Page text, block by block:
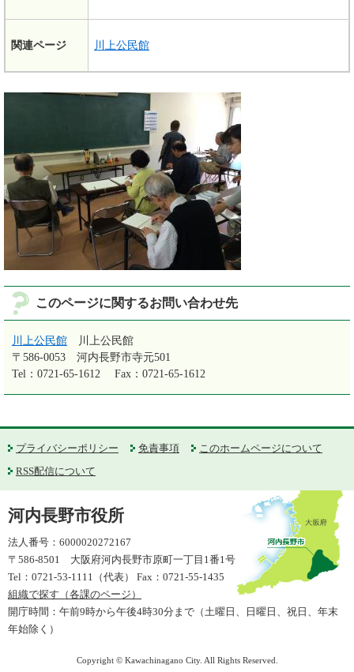
関連ページ 川上公民館
このページに関するお問い合わせ先
川上公民館
川上公民館
〒586-0053
河内長野市寺元501
Tel：0721-65-1612
Fax：0721-65-1612
プライバシーポリシー 免責事項
このホームページについて
RSS配信について
河内長野市役所
法人番号：6000020272167
〒586-8501 大阪府河内長野市原町一丁目1番1号
Tel：0721-53-1111（代表） Fax：0721-55-1435
組織で探す（各課のページ）
開庁時間：午前9時から午後4時30分まで（土曜日、日曜日、祝日、年末
年始除く）
Copyright © Kawachinagano City. All Rights Reserved.